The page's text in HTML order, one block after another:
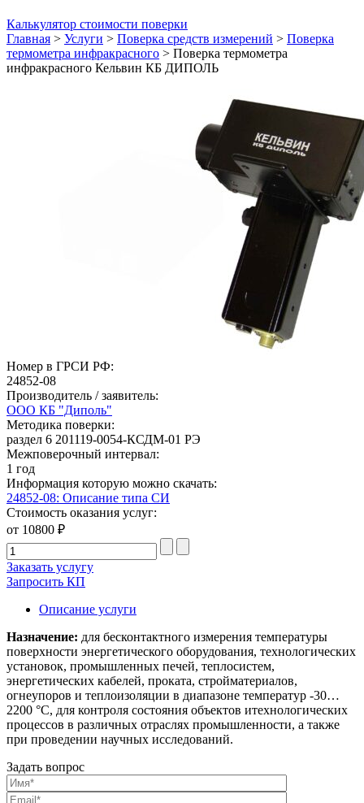
Калькулятор стоимости поверки
Главная > Услуги > Поверка средств измерений > Поверка
термометра инфракрасного > Поверка термометра
инфракрасного Кельвин КБ ДИПОЛЬ
Номер в ГРСИ РФ:
24852-08
Производитель / заявитель:
ООО КБ "Диполь"
Методика поверки:
раздел 6 201119-0054-КСДМ-01 РЭ
Межповерочный интервал:
1 год
Информация которую можно скачать:
24852-08: Описание типа СИ
Стоимость оказания услуг:
от 10800 ₽
Заказать услугу
Запросить КП
Описание услуги
Назначение: для бесконтактного измерения температуры
поверхности энергетического оборудования, технологических
установок, промышленных печей, теплосистем,
энергетических кабелей, проката, стройматериалов,
огнеупоров и теплоизоляции в диапазоне температур -30…
2200 °С, для контроля состояния объектов итехнологических
процессов в различных отраслях промышленности, а также
при проведении научных исследований.
Задать вопрос